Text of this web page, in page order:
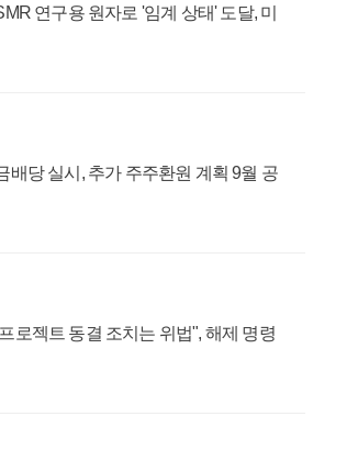
연구용 원자로 '임계 상태' 도달, 미
배당 실시, 추가 주주환원 계획 9월 공
로젝트 동결 조치는 위법", 해제 명령